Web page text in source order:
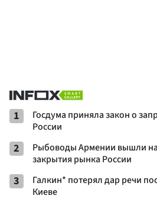
1
Госдума приняла закон о
России
2
Рыбоводы Армении вышли на
закрытия рынка России
3
Галкин* потерял дар речи
Киеве